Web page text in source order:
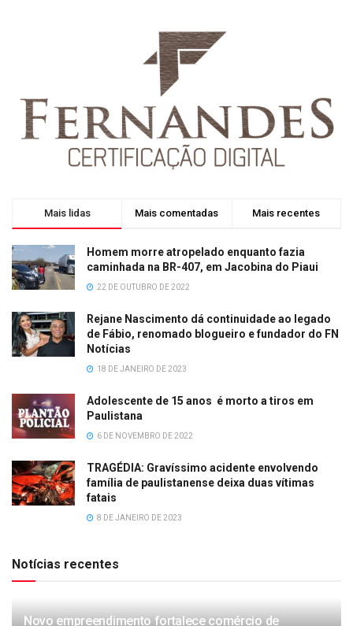
Mais lidas Mais comentadas Mais recentes
Homem morre atropelado enquanto fazia
caminhada na BR-407, em Jacobina do Piaui
22 DE OUTUBRO DE 2022
Rejane Nascimento dá continuidade ao legado
de Fábio, renomado blogueiro e fundador do FN
Notícias
18 DE JANEIRO DE 2023
Adolescente de 15 anos é morto a tiros em
Paulistana
6 DE NOVEMBRO DE 2022
TRAGÉDIA: Gravíssimo acidente envolvendo
família de paulistanense deixa duas vítimas
fatais
8 DE JANEIRO DE 2023
Notícias recentes
Novo empreendimento fortalece comércio de